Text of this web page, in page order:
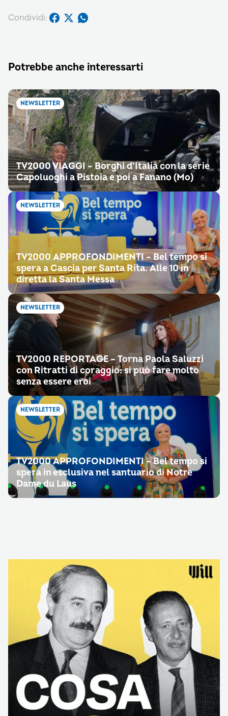
Condividi:
Potrebbe anche interessarti
NEWSLETTER
TV2000 VIAGGI – Borghi d’Italia con la serie
Capoluoghi a Pistoia e poi a Fanano (Mo)
NEWSLETTER
TV2000 APPROFONDIMENTI – Bel tempo si
spera a Cascia per Santa Rita. Alle 10 in
diretta la Santa Messa
NEWSLETTER
TV2000 REPORTAGE – Torna Paola Saluzzi
con Ritratti di coraggio: si può fare molto
senza essere eroi
NEWSLETTER
TV2000 APPROFONDIMENTI – Bel tempo si
spera in esclusiva nel santuario di Notre
Dame du Laus